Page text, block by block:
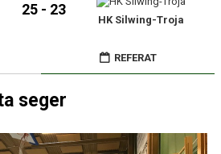
25 - 23
HK Silwing-Troja
REFERAT
seger